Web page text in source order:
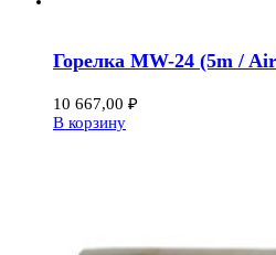
Горелка MW-24 (5m /
10 667,00 ₽
В корзину